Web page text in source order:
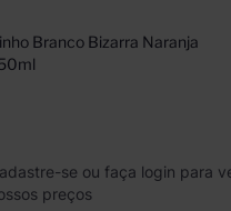
Branco Bizarra Naranja
se ou faça login para
preços